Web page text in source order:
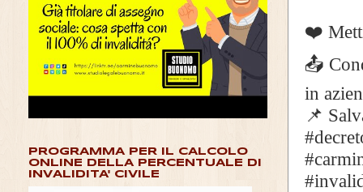
❤️
📤
in
📌
PROGRAMMA PER IL CALCOLO
ONLINE DELLA PERCENTUALE DI
INVALIDITA' CIVILE